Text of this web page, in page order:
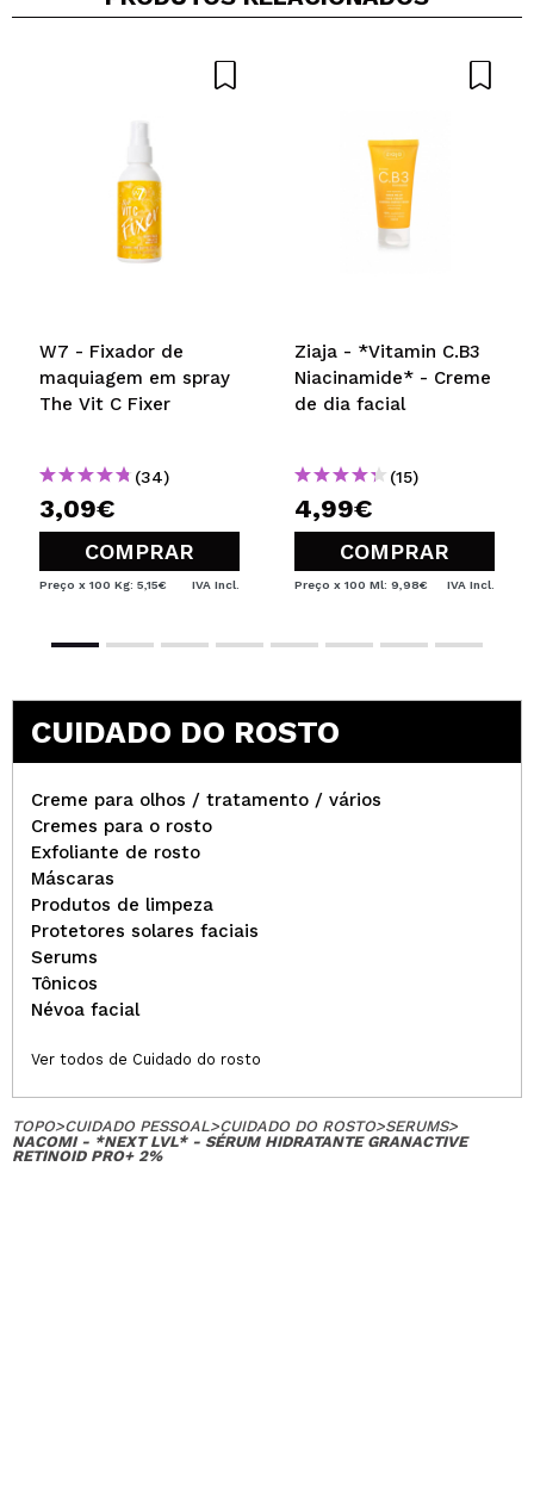
W7 - Fixador de
maquiagem em spray
The Vit C Fixer
(34)
3,09€
COMPRAR
Preço x 100 Kg: 5,15€ IVA Incl.
Ziaja - *Vitamin C.B3
Niacinamide* - Creme
de dia facial
(15)
4,99€
COMPRAR
Preço x 100 Ml: 9,98€ IVA Incl.
CUIDADO DO ROSTO
Creme para olhos / tratamento / vários
Cremes para o rosto
Exfoliante de rosto
Máscaras
Produtos de limpeza
Protetores solares faciais
Serums
Tônicos
Névoa facial
Ver todos de Cuidado do rosto
TOPO>CUIDADO PESSOAL>CUIDADO DO ROSTO>SERUMS>
NACOMI - *NEXT LVL* - SÉRUM HIDRATANTE GRANACTIVE
RETINOID PRO+ 2%